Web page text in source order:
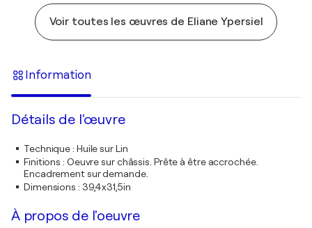
Voir toutes les œuvres de Eliane Ypersiel
Information
Détails de l'œuvre
Technique: Huile sur Lin
Finitions : Oeuvre sur châssis. Prête à être accrochée.
Encadrement sur demande.
Dimensions : 39,4x31,5in
À propos de l'oeuvre